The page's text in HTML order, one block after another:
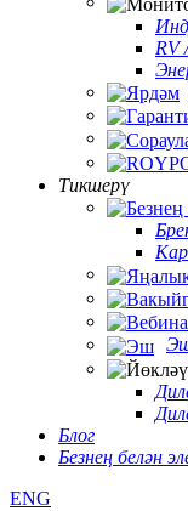
RV
Тикшерү
Блог
Безнең белән
ENG